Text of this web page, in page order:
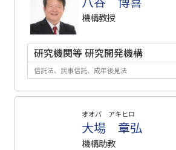
機構教授
研究機関等 研究開発機構
信託法、民事信託、成年後見法
オオバ アキヒロ
大場 章弘
機構助教